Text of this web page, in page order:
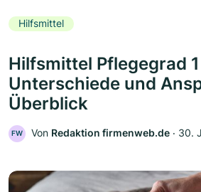
Hilfsmittel
Hilfsmittel Pflegegrad
Unterschiede und
Überblick
FW Von Redaktion firmenweb.de ‧ 30.